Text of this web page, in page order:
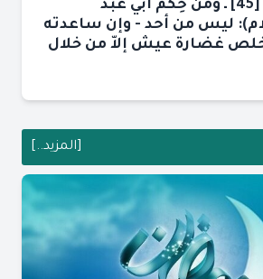
كلمات مضيئة [45] ـ ومن حِكَم أبي عبد
ليس من أحد - وإن ساعدته
غضارة عيش إلاّ من خلال
[المزيد..]